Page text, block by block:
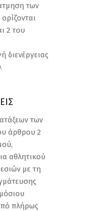
των
2 του
διενέργειας
των
άρθρου 2
αθλητικού
με τη
πλήρως